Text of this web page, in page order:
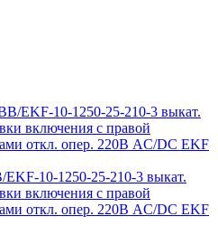
10-1250-25-210-3 выкат.
включения с правой
откл. опер. 220В AC/DC EKF